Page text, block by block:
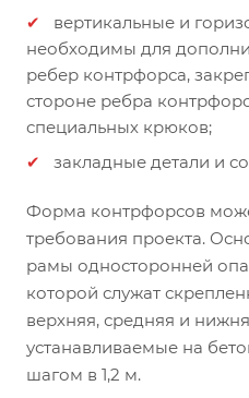
вертикальные и
необходимы для
ребер контрфорса,
стороне ребра
специальных крюков;
закладные детали и
Форма контрфорсов
требования проекта.
рамы односторонней
которой служат
верхняя, средняя и
устанавливаемые на
шагом в 1,2 м.